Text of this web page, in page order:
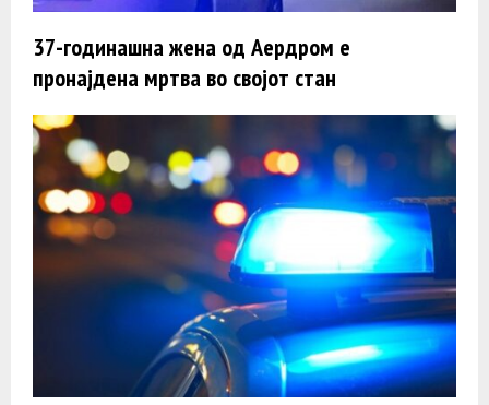
37-годинашна жена од Аердром е
пронајдена мртва во својот стан